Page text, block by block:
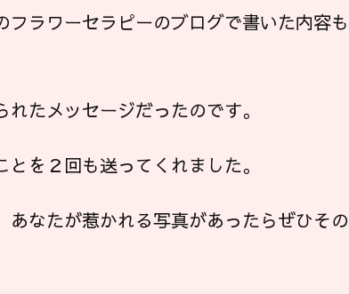
ラワーセラピーのブログで書いた内容も
たメッセージだったのです。
を２回も送ってくれました。
なたが惹かれる写真があったらぜひその